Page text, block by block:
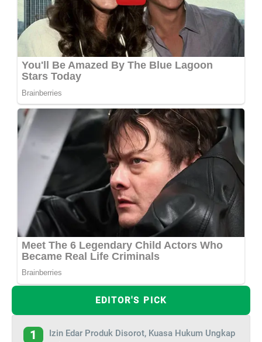
EDITOR'S PICK
1
Izin Edar Produk Disorot, Kuasa Hukum Ungkap